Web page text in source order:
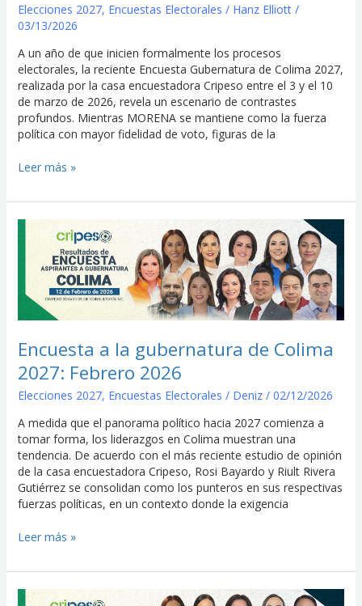
Elecciones 2027, Encuestas Electorales / Hanz Elliott /
03/13/2026
A un año de que inicien formalmente los procesos
electorales, la reciente Encuesta Gubernatura de Colima 2027,
realizada por la casa encuestadora Cripeso entre el 3 y el 10
de marzo de 2026, revela un escenario de contrastes
profundos. Mientras MORENA se mantiene como la fuerza
política con mayor fidelidad de voto, figuras de la
Leer más »
Encuesta a la gubernatura de Colima
2027: Febrero 2026
Elecciones 2027, Encuestas Electorales / Deniz / 02/12/2026
A medida que el panorama político hacia 2027 comienza a
tomar forma, los liderazgos en Colima muestran una
tendencia. De acuerdo con el más reciente estudio de opinión
de la casa encuestadora Cripeso, Rosi Bayardo y Riult Rivera
Gutiérrez se consolidan como los punteros en sus respectivas
fuerzas políticas, en un contexto donde la exigencia
gubernatura
de
Colima
2027:
Febrero
2026
Leer más »
Encuesta